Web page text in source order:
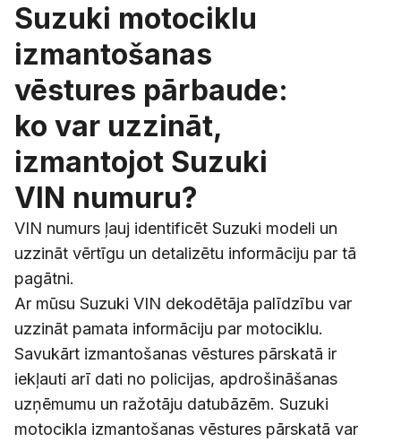
Suzuki motociklu
izmantošanas
vēstures pārbaude:
ko var uzzināt,
izmantojot Suzuki
VIN numuru?
VIN numurs ļauj identificēt Suzuki modeli un
uzzināt vērtīgu un detalizētu informāciju par tā
pagātni.
Ar mūsu Suzuki VIN dekodētāja palīdzību var
uzzināt pamata informāciju par motociklu.
Savukārt izmantošanas vēstures pārskatā ir
iekļauti arī dati no policijas, apdrošināšanas
uzņēmumu un ražotāju datubāzēm. Suzuki
motocikla izmantošanas vēstures pārskatā var